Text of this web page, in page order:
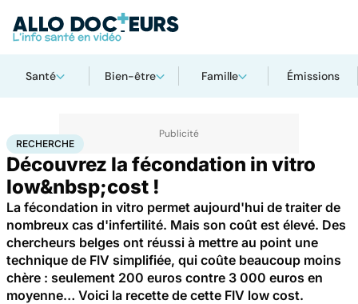
Santé Bien-être Famille Émissions
AccueilSantéMaladies Recherche
RECHERCHE
Découvrez la fécondation in vitro
low&nbsp;cost !
La fécondation in vitro permet aujourd'hui de traiter de
nombreux cas d'infertilité. Mais son coût est élevé. Des
chercheurs belges ont réussi à mettre au point une
technique de FIV simplifiée, qui coûte beaucoup moins
chère : seulement 200 euros contre 3 000 euros en
moyenne… Voici la recette de cette FIV low cost.